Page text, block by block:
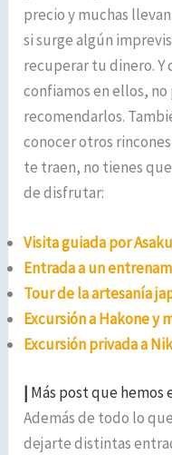
precio y muchas
si surge algún
recuperar tu dinero. Y
confiamos en ellos,
recomendarlos.
conocer otros
te traen, no tienes
de disfrutar:
Visita guiada por
Entrada a un
Tour de la artesanía
Excursión a Hakone y
Excursión privada a
| Más post que hemos
Además de todo lo
dejarte distintas